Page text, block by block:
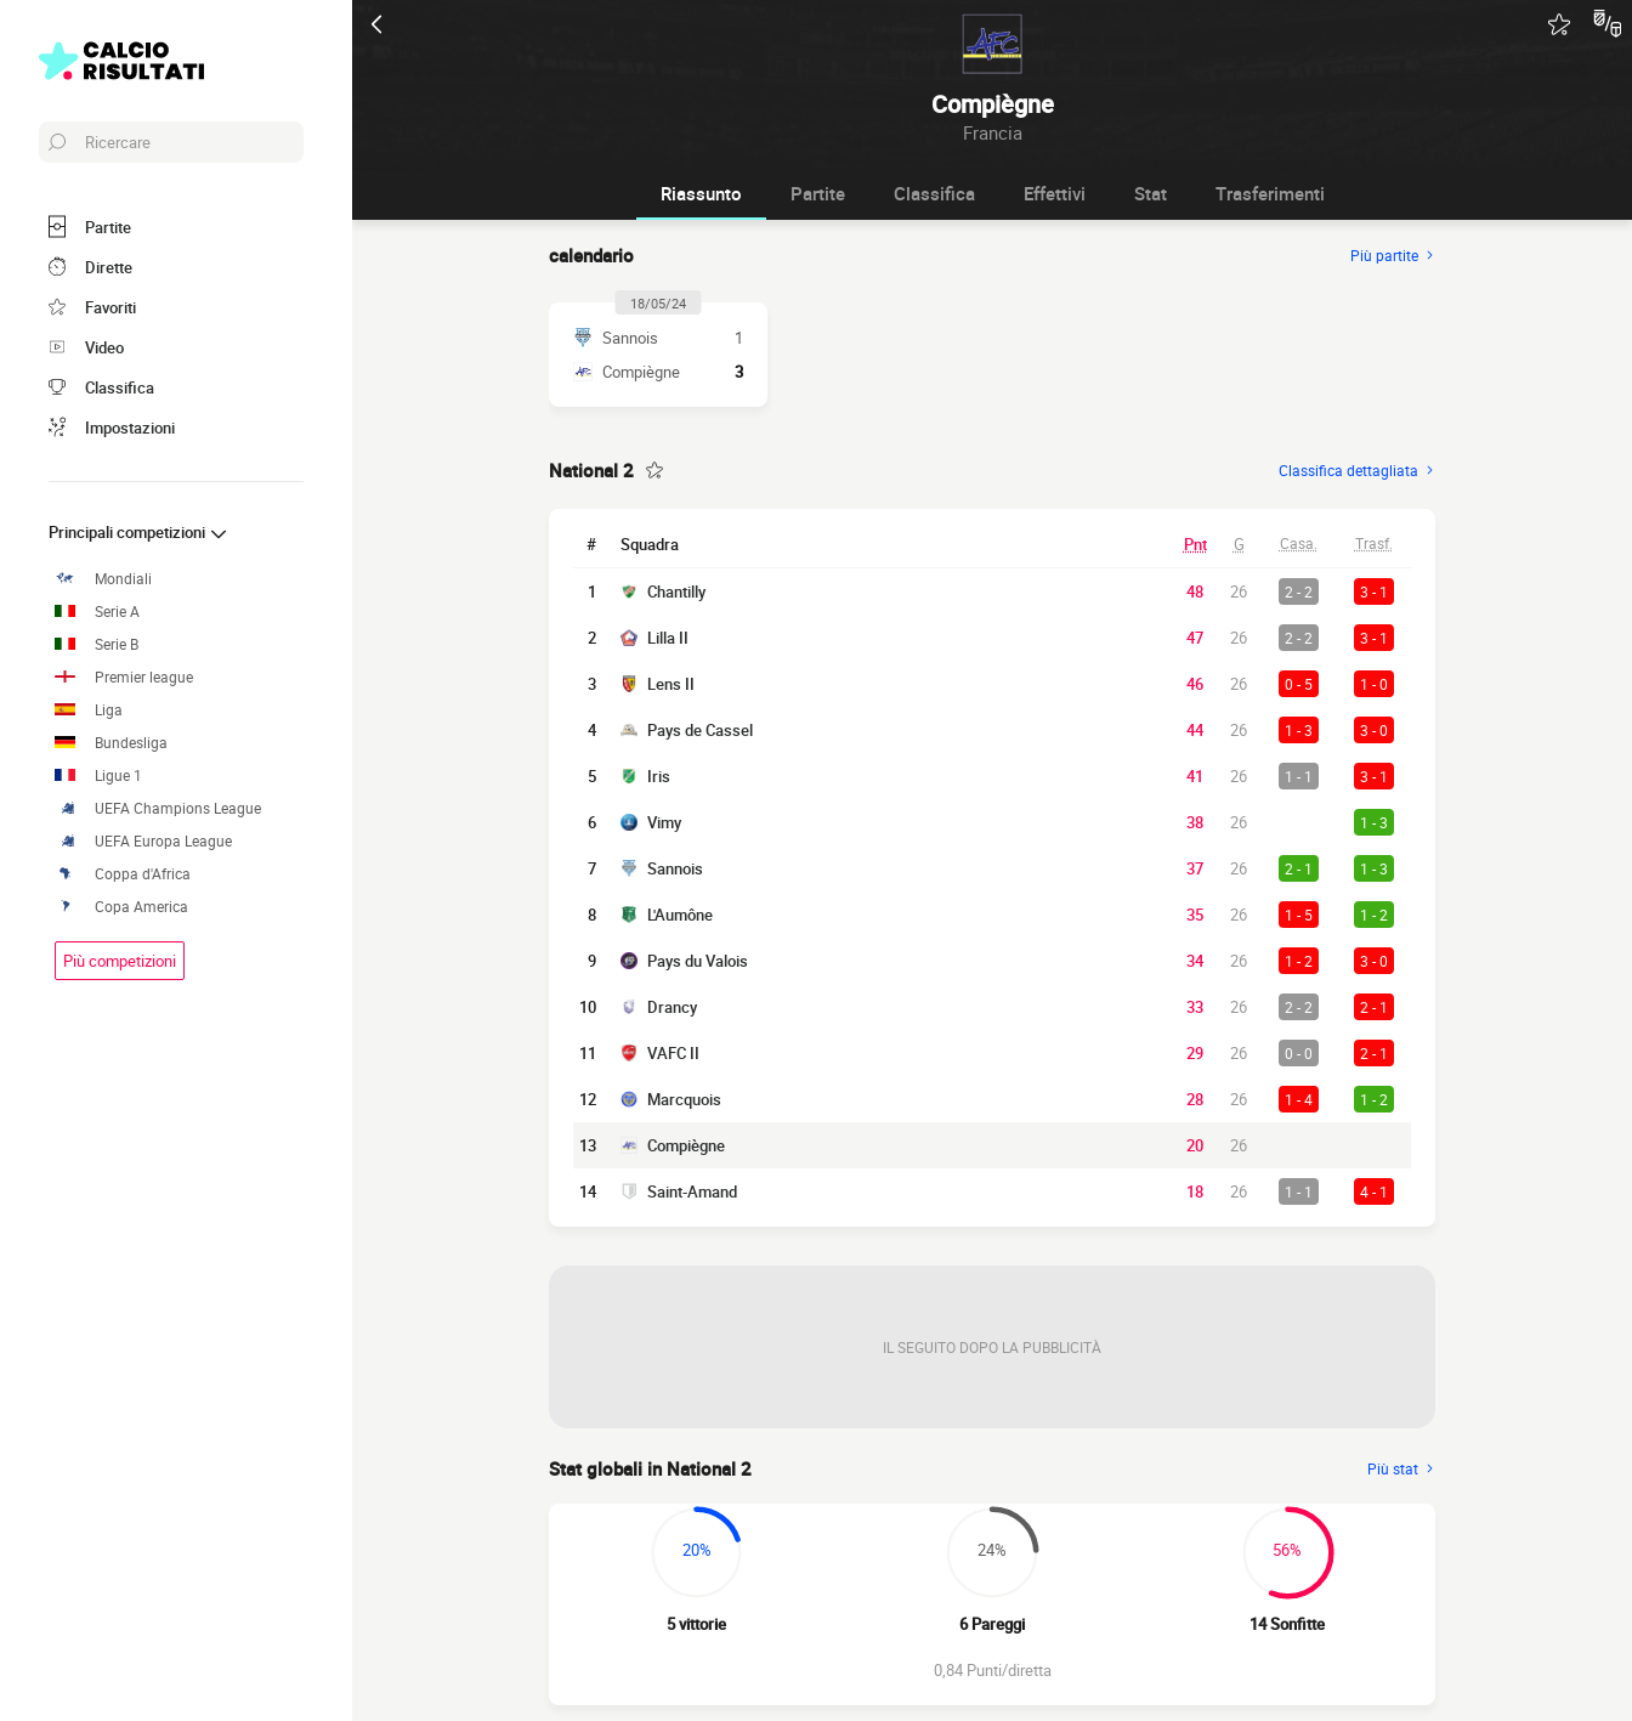
Compiègne
Francia
Ricercare
Partite
Dirette
Favoriti
Video
Classifica
Impostazioni
Principali competizioni
Mondiali
Serie A
Serie B
Premier league
Liga
Bundesliga
Ligue 1
UEFA Champions League
UEFA Europa League
Coppa d'Africa
Copa America
Più competizioni
Riassunto Partite Classifica Effettivi Stat Trasferimenti
calendario Più partite
18/05/24
Sannois
1
Compiègne
3
National 2 Classifica dettagliata
# Squadra Pnt G Casa. Trasf.
1 Chantilly 48 26 2 - 2 3 - 1
2 Lilla II 47 26 2 - 2 3 - 1
3 Lens II 46 26 0 - 5 1 - 0
4 Pays de Cassel 44 26 1 - 3 3 - 0
5 Iris 41 26 1 - 1 3 - 1
6 Vimy 38 26 1 - 3
7 Sannois 37 26 2 - 1 1 - 3
8 L'Aumône 35 26 1 - 5 1 - 2
9 Pays du Valois 34 26 1 - 2 3 - 0
10 Drancy 33 26 2 - 2 2 - 1
11 VAFC II 29 26 0 - 0 2 - 1
12 Marcquois 28 26 1 - 4 1 - 2
13 Compiègne 20 26
14 Saint-Amand 18 26 1 - 1 4 - 1
IL SEGUITO DOPO LA PUBBLICITÀ
Stat globali in National 2 Più stat
20%
5 vittorie
24%
6 Pareggi
56%
14 Sonfitte
0,84 Punti/diretta